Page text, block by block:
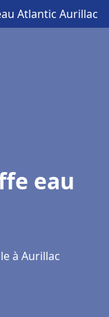
Atlantic Aurillac
eau
à Aurillac